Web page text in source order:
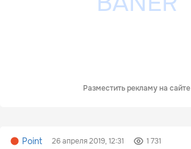
Разместить рекламу на сайте
Point 26 апреля 2019, 12:31 1 731